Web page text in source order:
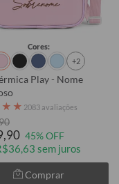
Cores:
+2
Play - Nome
★ ★ 2083 avaliações
45% OFF
sem juros
Comprar